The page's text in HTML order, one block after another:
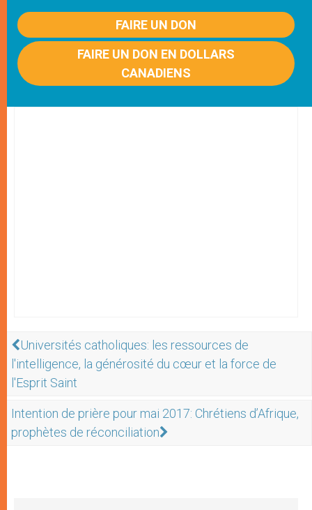
FAIRE UN DON
FAIRE UN DON EN DOLLARS
CANADIENS
Universités catholiques: les ressources de
l'intelligence, la générosité du cœur et la force de
l'Esprit Saint
Intention de prière pour mai 2017: Chrétiens d’Afrique,
prophètes de réconciliation